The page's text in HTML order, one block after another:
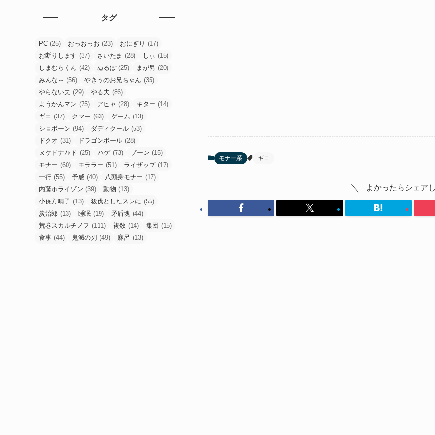
モナー系 ギコ
よかったらシェア
タグ
PC (25) おっおっお (23) おにぎり (17)
お断りします (37) さいたま (28) しぃ (15)
しまむらくん (42) ぬるぽ (25) まが男 (20)
みんな～ (56) やきうのお兄ちゃん (35)
やらない夫 (29) やる夫 (86)
ようかんマン (75) アヒャ (28) キター (14)
ギコ (37) クマー (63) ゲーム (13)
ショボーン (94) ダディクール (53)
ドクオ (31) ドラゴンボール (28)
ヌケドナﾉﾚド (25) ハゲ (73) ブーン (15)
モナー (60) モララー (51) ライザップ (17)
一行 (55) 予感 (40) 八頭身モナー (17)
内藤ホライゾン (39) 動物 (13)
小保方晴子 (13) 殺伐としたスレに (55)
炭治郎 (13) 睡眠 (19) 矛盾塊 (44)
荒巻スカルチノフ (111) 複数 (14) 集団 (15)
食事 (44) 鬼滅の刃 (49) 麻呂 (13)